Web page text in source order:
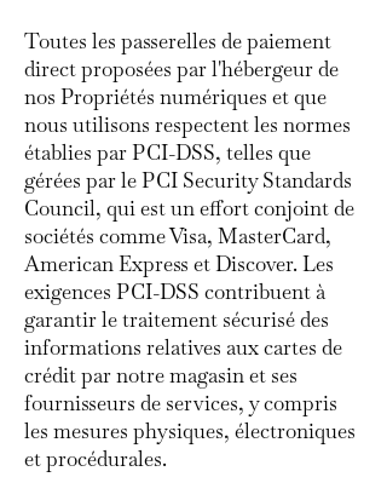
Toutes les passerelles de paiement
direct proposées par l'hébergeur de
nos Propriétés numériques et que
nous utilisons respectent les normes
établies par PCI-DSS, telles que
gérées par le PCI Security Standards
Council, qui est un effort conjoint de
sociétés comme Visa, MasterCard,
American Express et Discover. Les
exigences PCI-DSS contribuent à
garantir le traitement sécurisé des
informations relatives aux cartes de
crédit par notre magasin et ses
fournisseurs de services, y compris
les mesures physiques, électroniques
et procédurales.